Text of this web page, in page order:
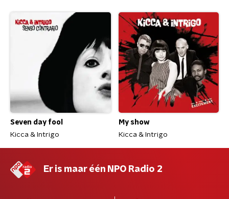
Seven day fool
Kicca & Intrigo
My show
Kicca & Intrigo
Er is maar één NPO Radio 2